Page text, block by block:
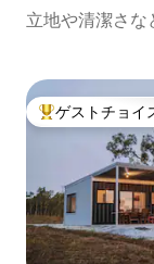
立地や清潔さ
大好評のゲスト
ゲストチョイ